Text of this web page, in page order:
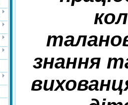
знання